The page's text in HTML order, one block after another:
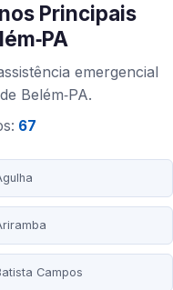
Principais
emergencial
Belém‑PA.
67
Campos